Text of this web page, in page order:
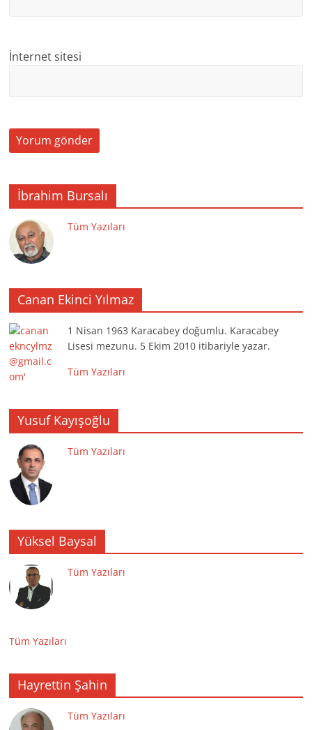
İnternet sitesi
İbrahim Bursalı
Tüm Yazıları
Canan Ekinci Yılmaz
1 Nisan 1963 Karacabey doğumlu. Karacabey
Lisesi mezunu. 5 Ekim 2010 itibariyle yazar.
Tüm Yazıları
Yusuf Kayışoğlu
Tüm Yazıları
Yüksel Baysal
Tüm Yazıları
Tüm Yazıları
Hayrettin Şahin
Tüm Yazıları